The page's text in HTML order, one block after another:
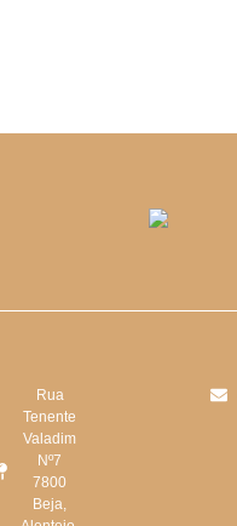
Rua
Tenente
Valadim
Nº7
7800
Beja,